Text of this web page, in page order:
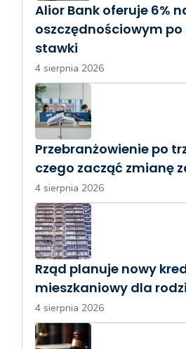
Alior Bank oferuje 6%
oszczędnościowym
stawki
4 sierpnia 2026
Przebranżowienie po
czego zacząć zmianę
4 sierpnia 2026
Rząd planuje nowy
mieszkaniowy dla
4 sierpnia 2026